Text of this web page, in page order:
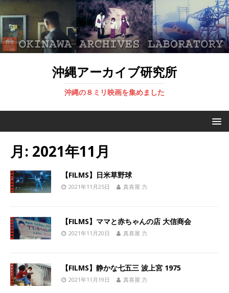
沖縄アーカイブ研究所
沖縄の８ミリ映画を集めました
月: 2021年11月
【FILMS】日米草野球
2021年11月25日 真喜屋 力
【FILMS】ママと赤ちゃんの店 大信商会
2021年11月20日 真喜屋 力
【FILMS】静かな七五三 波上宮 1975
2021年11月19日 真喜屋 力